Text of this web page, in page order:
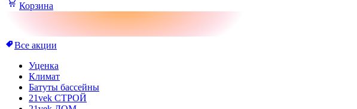
Корзина
Все акции
Уценка
Климат
Батуты бассейны
21vek СТРОЙ